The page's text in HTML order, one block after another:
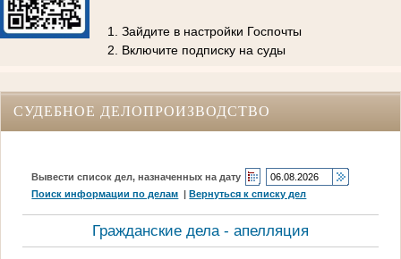
1. Зайдите в настройки Госпочты
2. Включите подписку на суды
СУДЕБНОЕ ДЕЛОПРОИЗВОДСТВО
Вывести список дел, назначенных на дату
Поиск информации по делам |Вернуться к списку дел
Гражданские дела - апелляция